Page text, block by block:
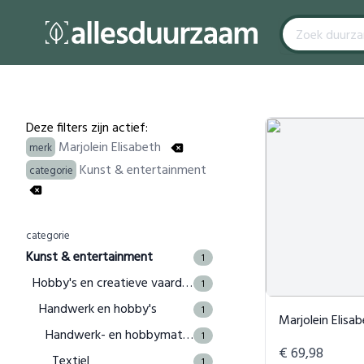
Filters
Deze filters zijn actief:
merk Marjolein Elisabeth
categorie Kunst & entertainment
categorie
Kunst & entertainment 1
Hobby's en creatieve vaardigheden 1
Handwerk en hobby's 1
Handwerk- en hobbymaterialen 1
Textiel 1
Products
Marjolein Elisabeth Roos
€ 69,98